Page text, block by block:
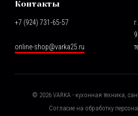
Контакты
+7 (924) 731-65-57
online-shop@varka25.ru
© 2026VARKA - кухонная техника,
Согласие на обработку